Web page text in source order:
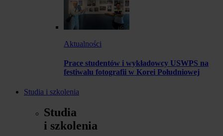
Aktualności
Prace studentów i wykładowcy USWPS na
festiwalu fotografii w Korei Południowej
Studia i szkolenia
Studia
i szkolenia